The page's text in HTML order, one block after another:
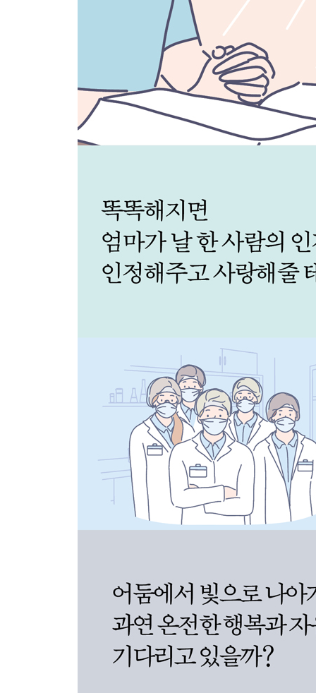
당신에겐 미소가 있었어요
혹시 기해가 있으면
무한경쟁과 과도한 학업 열풍에 갇힌 한국을 생각